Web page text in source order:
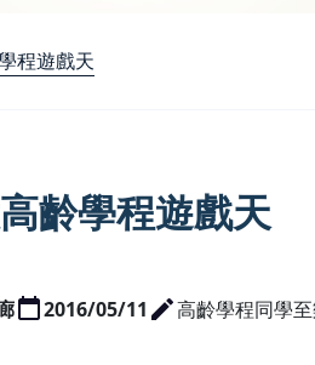
程遊戲天
齡學程遊戲天
2016/05/11 高齡學程同學